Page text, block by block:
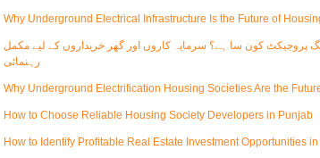
Why Underground Electrical Infrastructure Is the Future of
پروجیکٹ کون سا ہے؟ سرمایہ کاروں اور گھر خریداروں کے لیے مکمل
رہنمائی
Why Underground Electrification Housing Societies Are the
How to Choose Reliable Housing Society Developers in Punjab
How to Identify Profitable Real Estate Investment Opportunities in